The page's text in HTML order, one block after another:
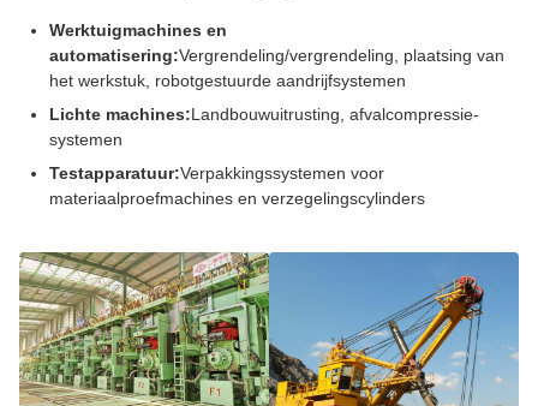
Werktuigmachines en
automatisering:Vergrendeling/vergrendeling, plaatsing van
het werkstuk, robotgestuurde aandrijfsystemen
Lichte machines:Landbouwuitrusting, afvalcompressie-
systemen
Testapparatuur:Verpakkingssystemen voor
materiaalproefmachines en verzegelingscylinders